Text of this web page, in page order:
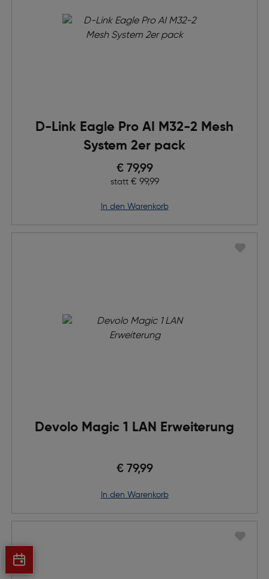
D-Link Eagle Pro AI M32-2 Mesh
System 2er pack
Preis nach Rabatts
€ 79,99
statt Ursprünglicher Preis
€ 99,99
in den Warenkorb
Devolo Magic 1 LAN Erweiterung
€ 79,99
in den Warenkorb